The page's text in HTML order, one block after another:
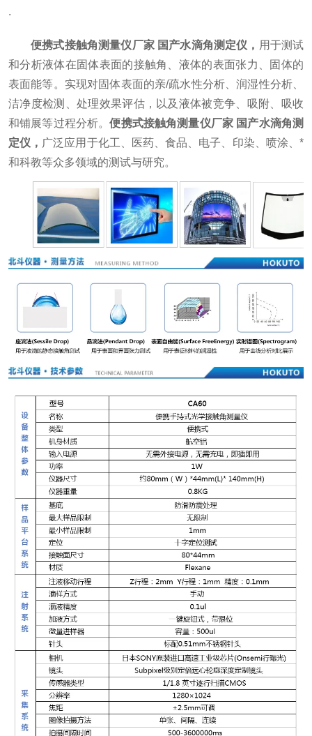
.
便携式接触角测量仪厂家 国产水滴角测定仪 ， 用于测试
和分析液体在固体表面的接触角、液体的表面张力、固体的
表面能等。实现对固体表面的亲/疏水性分析、润湿性分析、
洁净度检测、处理效果评估，以及液体被竞争、吸附、吸收
和铺展等过程分析。便携式接触角测量仪厂家 国产水滴角测
定仪 ， 广泛应用于化工、医药、食品、电子、印染、喷涂、*
和科教等众多领域的测试与研究。